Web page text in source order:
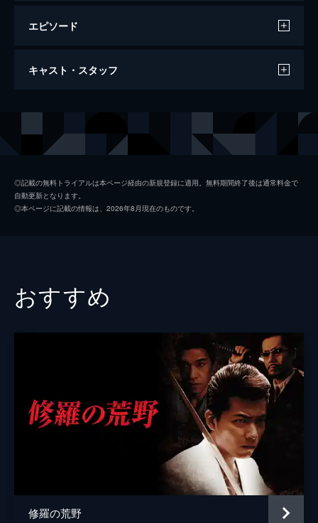
エピソード
修羅よ さらば
キャスト・スタッフ
監督
脚本 松平章全
◎記載の無料トライアルは本ページ経由の新規登録に適用。無料期間終了後は通常料金で
自動更新となります。
◎本ページに記載の情報は、2026年8月現在のものです。
おすすめ
修羅の荒野